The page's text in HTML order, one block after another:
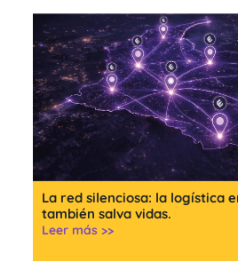
La red silenciosa: la logística
también salva vidas.
Leer más >>